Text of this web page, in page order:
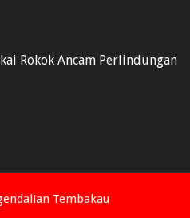
Rokok Ancam Perlindungan
Tembakau